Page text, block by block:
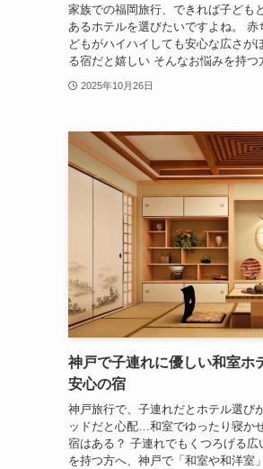
家族での福岡旅行、できれば子ども
あるホテルを選びたいですよね。
どもがハイハイしても安心な広さが
る宿だと嬉しい そんなお悩みを持
2025年10月26日
神戸で子連れに優しい和室ホ
安心の宿
神戸旅行で、子連れだとホテル選び
ッドだと心配…和室でゆったり寝か
宿はある？ 子連れでもくつろげる
を持つ方へ、神戸で「和室や和洋室